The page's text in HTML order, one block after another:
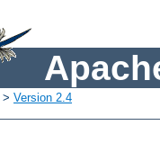
> Version 2.4